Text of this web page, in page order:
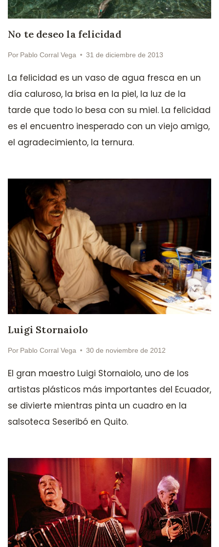
No te deseo la felicidad
Por Pablo Corral Vega 31 de diciembre de 2013
La felicidad es un vaso de agua fresca en un
día caluroso, la brisa en la piel, la luz de la
tarde que todo lo besa con su miel. La felicidad
es el encuentro inesperado con un viejo amigo,
el agradecimiento, la ternura.
Luigi Stornaiolo
Por Pablo Corral Vega 30 de noviembre de 2012
El gran maestro Luigi Stornaiolo, uno de los
artistas plásticos más importantes del Ecuador,
se divierte mientras pinta un cuadro en la
salsoteca Seseribó en Quito.